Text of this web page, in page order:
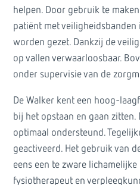
helpen. Door gebruik te
patiënt met veiligheidsbanden
worden gezet. Dankzij de
op vallen verwaarloosbaar.
onder supervisie van de
De Walker kent een hoog-
bij het opstaan en gaan
optimaal ondersteund.
geactiveerd. Het gebruik van
eens een te zware
fysiotherapeut en